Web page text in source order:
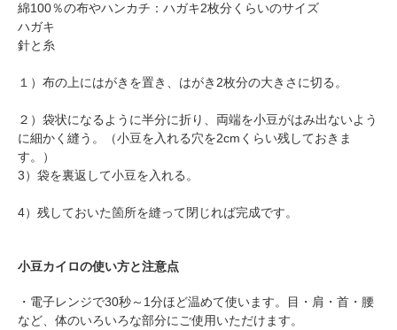
綿100％の布やハンカチ：ハガキ2枚分くらいのサイズ
ハガキ
針と糸
１）布の上にはがきを置き、はがき2枚分の大きさに切る。
２）袋状になるように半分に折り、両端を小豆がはみ出ないよう
に細かく縫う。（小豆を入れる穴を2cmくらい残しておきま
す。）
3）袋を裏返して小豆を入れる。
4）残しておいた箇所を縫って閉じれば完成です。
小豆カイロの使い方と注意点
・電子レンジで30秒～1分ほど温めて使います。目・肩・首・腰
など、体のいろいろな部分にご使用いただけます。